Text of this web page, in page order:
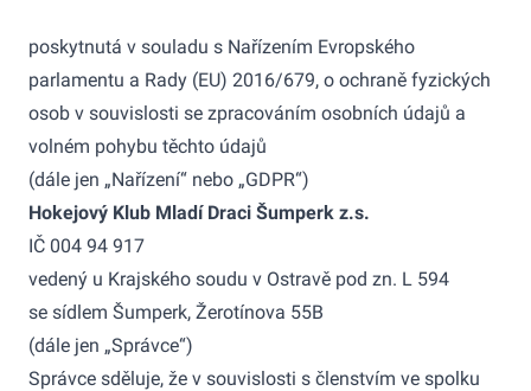
poskytnutá v souladu s Nařízením Evropského
parlamentu a Rady (EU) 2016/679, o ochraně fyzických
osob v souvislosti se zpracováním osobních údajů a
volném pohybu těchto údajů
(dále jen „Nařízení“ nebo „GDPR“)
Hokejový Klub Mladí Draci Šumperk z.s.
IČ 004 94 917
vedený u Krajského soudu v Ostravě pod zn. L 594
se sídlem Šumperk, Žerotínova 55B
(dále jen „Správce“)
Správce sděluje, že v souvislosti s členstvím ve spolku